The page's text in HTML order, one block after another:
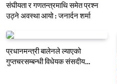
संघीयता र गणतन्त्रमाथि समेत प्रश्न
उठ्ने अवस्था आयो : जनार्दन शर्मा
प्रधानमन्त्री बालेनले ल्याएको
गुप्तचरसम्बन्धी विधेयक संसदीय